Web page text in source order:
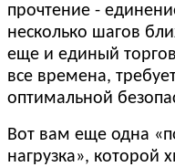
прочтение -
несколько шагов
еще и единый
все времена,
оптимальной
Вот вам еще одна
нагрузка», которой